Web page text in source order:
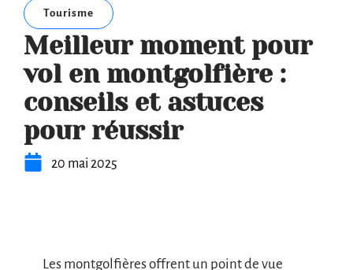
Tourisme
Meilleur moment pour
vol en montgolfière :
conseils et astuces
pour réussir
20 mai 2025
Les montgolfières offrent un point de vue